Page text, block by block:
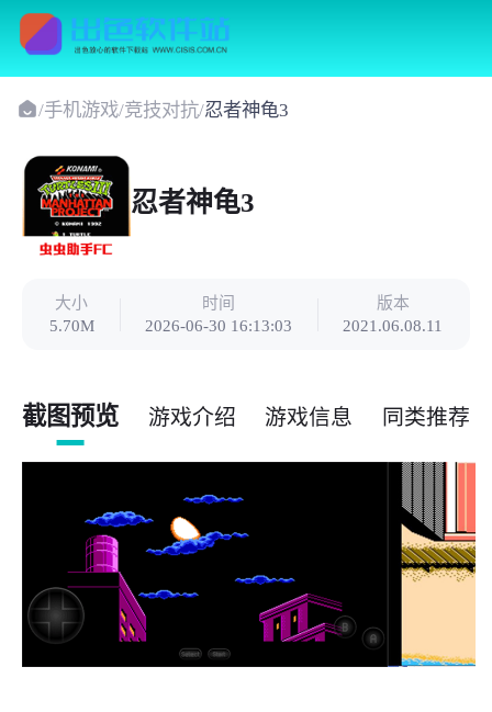
/手机游戏/竞技对抗/忍者神龟3
忍者神龟3
大小
5.70M
时间
2026-06-30 16:13:03
版本
2021.06.08.11
截图预览 游戏介绍 游戏信息 同类推荐